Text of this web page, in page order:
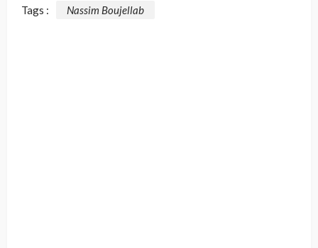
Tags : Nassim Boujellab